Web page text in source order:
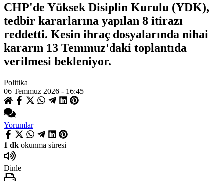
CHP'de Yüksek Disiplin Kurulu (YDK),
tedbir kararlarına yapılan 8 itirazı
reddetti. Kesin ihraç dosyalarında nihai
kararın 13 Temmuz'daki toplantıda
verilmesi bekleniyor.
Politika
06 Temmuz 2026 - 16:45
Yorumlar
1 dk okunma süresi
Dinle